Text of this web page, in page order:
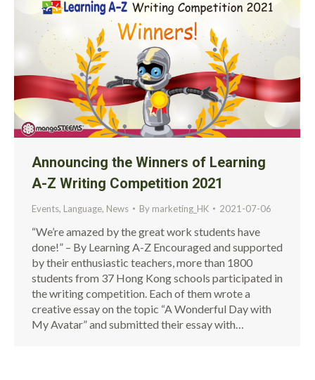
Announcing the Winners of Learning
A-Z Writing Competition 2021
Events, Language, News By marketing_HK 2021-07-06
“We’re amazed by the great work students have
done!” – By Learning A-Z Encouraged and supported
by their enthusiastic teachers, more than 1800
students from 37 Hong Kong schools participated in
the writing competition. Each of them wrote a
creative essay on the topic “A Wonderful Day with
My Avatar” and submitted their essay with…